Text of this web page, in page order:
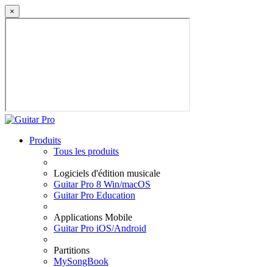
×
Produits
Tous les produits
Logiciels d'édition musicale
Guitar Pro 8 Win/macOS
Guitar Pro Education
Applications Mobile
Guitar Pro iOS/Android
Partitions
MySongBook